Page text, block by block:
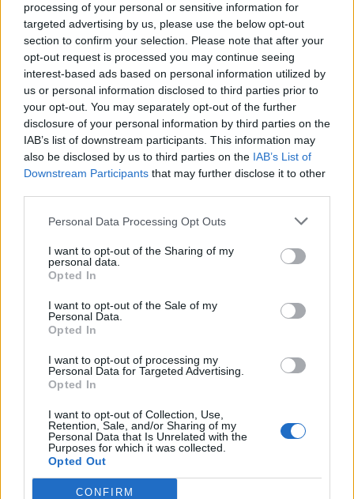
processing of your personal or sensitive information for
targeted advertising by us, please use the below opt-out
section to confirm your selection. Please note that after your
opt-out request is processed you may continue seeing
interest-based ads based on personal information utilized by
us or personal information disclosed to third parties prior to
your opt-out. You may separately opt-out of the further
disclosure of your personal information by third parties on the
IAB’s list of downstream participants. This information may
also be disclosed by us to third parties on the IAB’s List of
Downstream Participants that may further disclose it to other
Personal Data Processing Opt Outs
I want to opt-out of the Sharing of my
personal data.
Opted In
I want to opt-out of the Sale of my
Personal Data.
Opted In
I want to opt-out of processing my
Personal Data for Targeted Advertising.
Opted In
I want to opt-out of Collection, Use,
Retention, Sale, and/or Sharing of my
Personal Data that Is Unrelated with the
Purposes for which it was collected.
Opted Out
CONFIRM
Hola Palu, dia fresquito que bien.
Última edición:
1 Agosto 2017
1 Agosto 2017
ATribecaypalutxiles gusta esto.
Spoiler
porque se anda mejor por la city
1 Agosto 2017
Lagranjeralokita3